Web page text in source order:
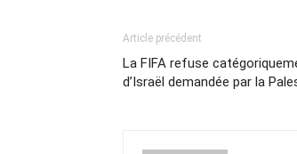
Article précédent
La FIFA refuse
d’Israël demandée par la